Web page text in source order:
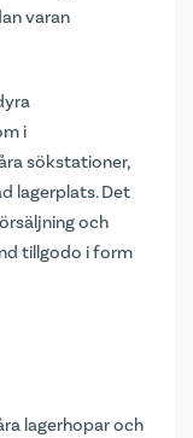
varan
i
sökstationer,
lagerplats. Det
och
tillgodo i form
lagerhopar och